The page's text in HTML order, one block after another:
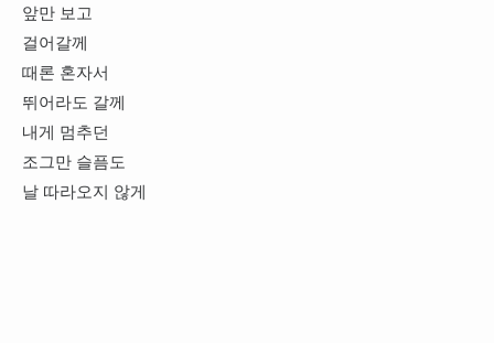
앞만 보고
걸어갈께
때론 혼자서
뛰어라도 갈께
내게 멈추던
조그만 슬픔도
날 따라오지 않게